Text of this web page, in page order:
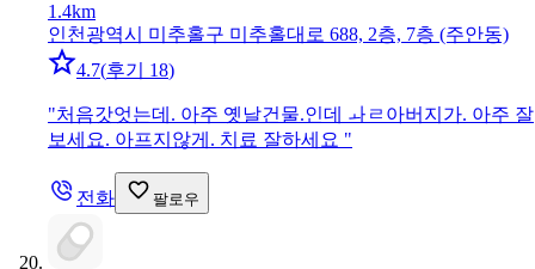
1.4km
인천광역시 미추홀구 미추홀대로 688, 2층, 7층 (주안동)
4.7(후기 18)
"처음갓엇는데. 아주 옛날건물.인데 ㅘㄹ아버지가. 아주 잘
보세요. 아프지않게. 치료 잘하세요 "
전화 팔로우